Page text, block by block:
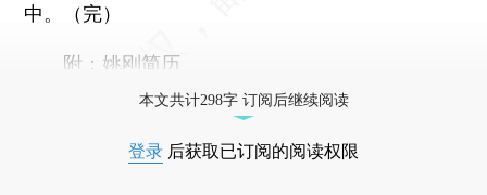
中。（完）
附：姚刚简历
本文共计298字 订阅后继续阅读
登录 后获取已订阅的阅读权限